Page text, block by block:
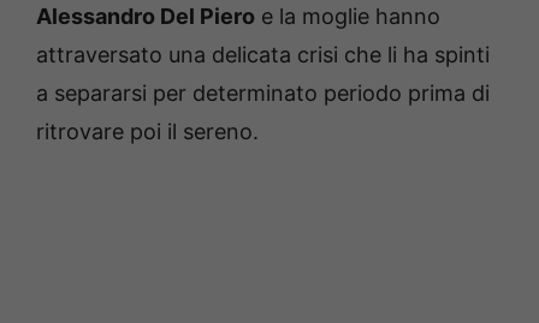
Alessandro Del Piero e la moglie hanno
attraversato una delicata crisi che li ha spinti
a separarsi per determinato periodo prima di
ritrovare poi il sereno.